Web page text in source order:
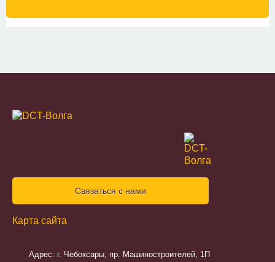
Связаться с нами
Карта сайта
Адрес: г. Чебоксары, пр. Машиностроителей, 1П